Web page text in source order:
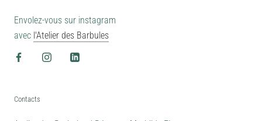
Envolez-vous sur instagram
avec l'Atelier des Barbules
Contacts